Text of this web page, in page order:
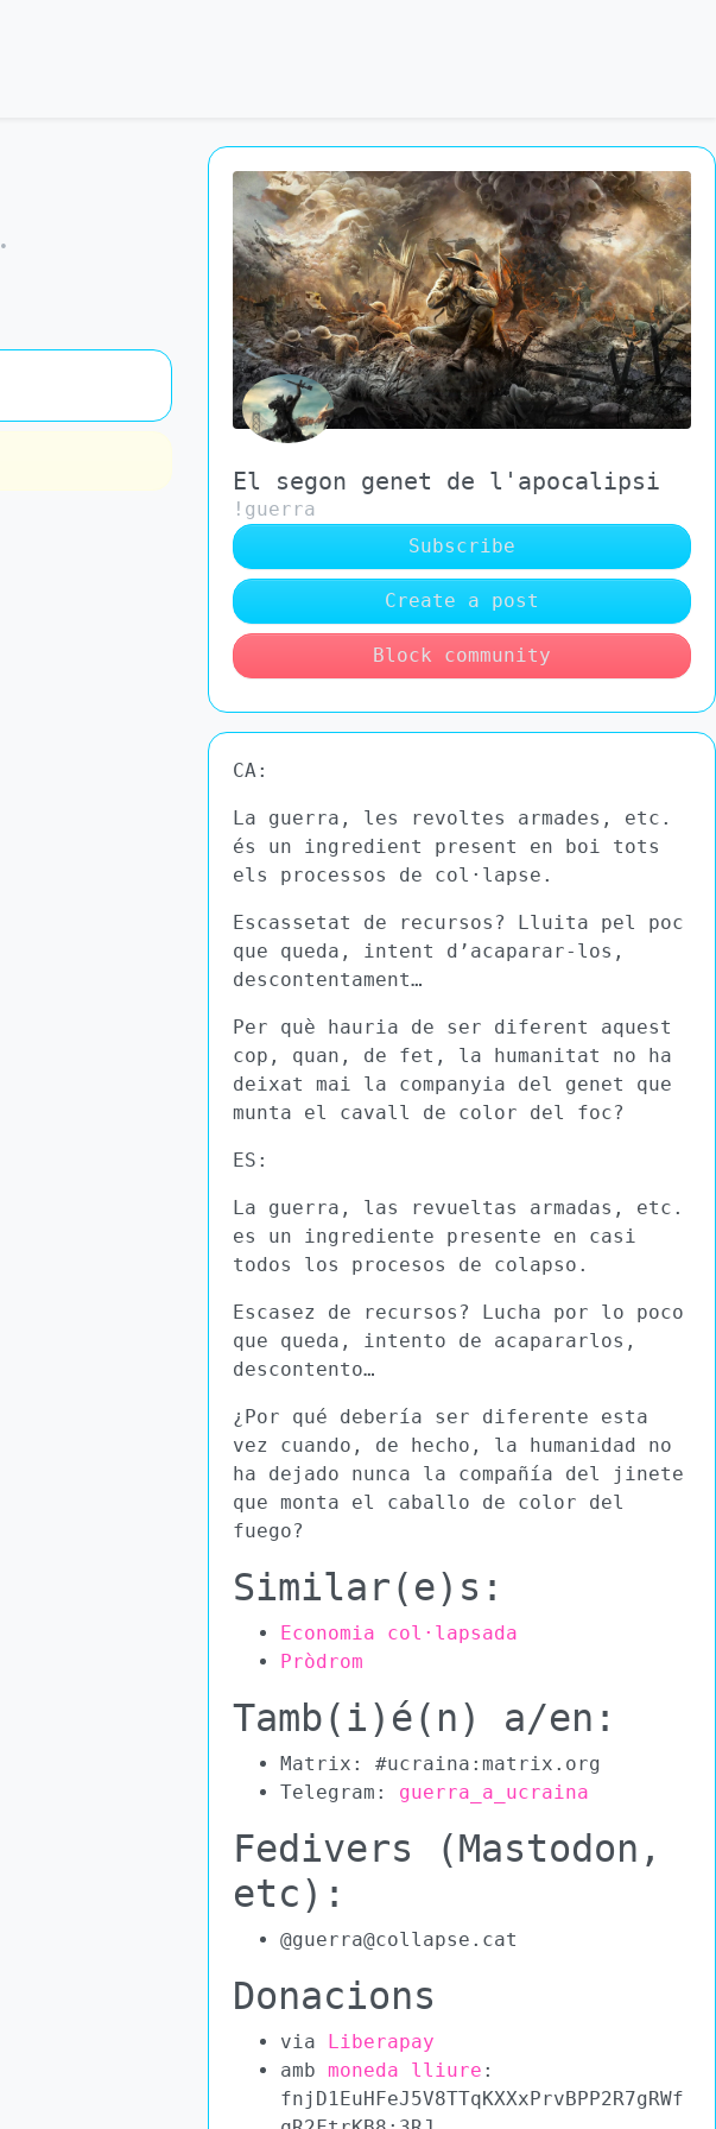
•
El segon genet de l'apocalipsi
!guerra
Subscribe
Create a post
Block community
CA:
La guerra, les revoltes armades, etc.
és un ingredient present en boi tots
els processos de col·lapse.
Escassetat de recursos? Lluita pel poc
que queda, intent d’acaparar-los,
descontentament…
Per què hauria de ser diferent aquest
cop, quan, de fet, la humanitat no ha
deixat mai la companyia del genet que
munta el cavall de color del foc?
ES:
La guerra, las revueltas armadas, etc.
es un ingrediente presente en casi
todos los procesos de colapso.
Escasez de recursos? Lucha por lo poco
que queda, intento de acapararlos,
descontento…
¿Por qué debería ser diferente esta
vez cuando, de hecho, la humanidad no
ha dejado nunca la compañía del jinete
que monta el caballo de color del
fuego?
Similar(e)s:
Economia col·lapsada
Pròdrom
Tamb(i)é(n) a/en:
Matrix: #ucraina:matrix.org
Telegram: guerra_a_ucraina
Fedivers (Mastodon,
etc):
@guerra@collapse.cat
Donacions
via Liberapay
amb moneda lliure :
fnjD1EuHFeJ5V8TTqKXXxPrvBPP2R7gRWf